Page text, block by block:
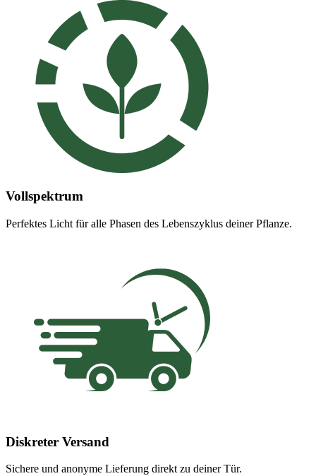
Vollspektrum
Perfektes Licht für alle Phasen des Lebenszyklus deiner Pflanze.
Diskreter Versand
Sichere und anonyme Lieferung direkt zu deiner Tür.